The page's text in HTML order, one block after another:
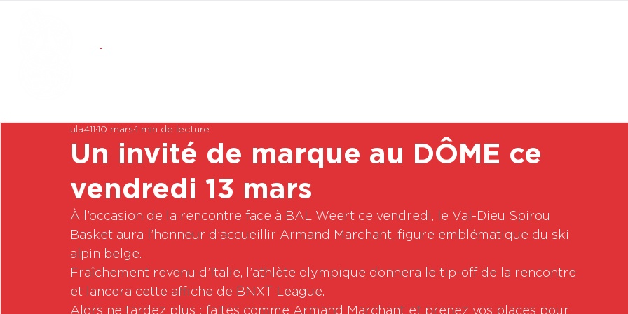
Un invité de marque au DÔME ce
vendredi 13 mars
ula411 10 mars 1 min de lecture
À l’occasion de la rencontre face à BAL Weert ce vendredi, le Val-Dieu Spirou
Basket aura l’honneur d’accueillir Armand Marchant, figure emblématique du ski
alpin belge.
Fraîchement revenu d’Italie, l’athlète olympique donnera le tip-off de la rencontre
et lancera cette affiche de BNXT League.
Alors ne tardez plus : faites comme Armand Marchant et prenez vos places pour